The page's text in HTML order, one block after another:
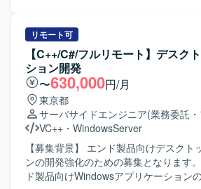
ト・評価まで一連の工程を実施していただき
る人物像】 組込開発における基本設計
体的に担える方を求めています。認証
要素にも前向きに取り組み、周囲と協
めていただける方が望ましいです。 【ポジションの魅力】
入退館やPOSなど実利用シーンに近い
わることができ、認証技術や組込Linux
ることができます。基本設計から評価ま
わることで、上流から下流まで一貫し
できます。 【開発環境】 組込Linux環境上でC++を用いた開
発を行います。認証機能としてカード
リモート可
【C++/C#/フルリモート】デスク
ション開発
〜630,000円/月
東京都
サーバサイドエンジニア(業務委託
VC++ ・ WindowsServer
【募集背景】 エンド製品向けデスクト
ンの開発強化のための募集となります。 【作業内容】 エン
ド製品向けWindowsアプリケーション